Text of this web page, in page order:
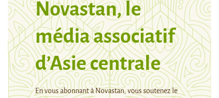
Novastan, le
média associatif
d’Asie centrale
En vous abonnant à Novastan, vous soutenez le